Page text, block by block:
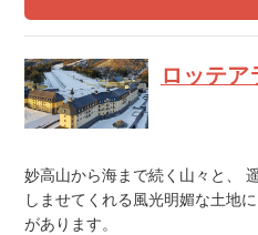
ロッテア
妙高山から海まで続く山々と、
しませてくれる風光明媚な土地
があります。